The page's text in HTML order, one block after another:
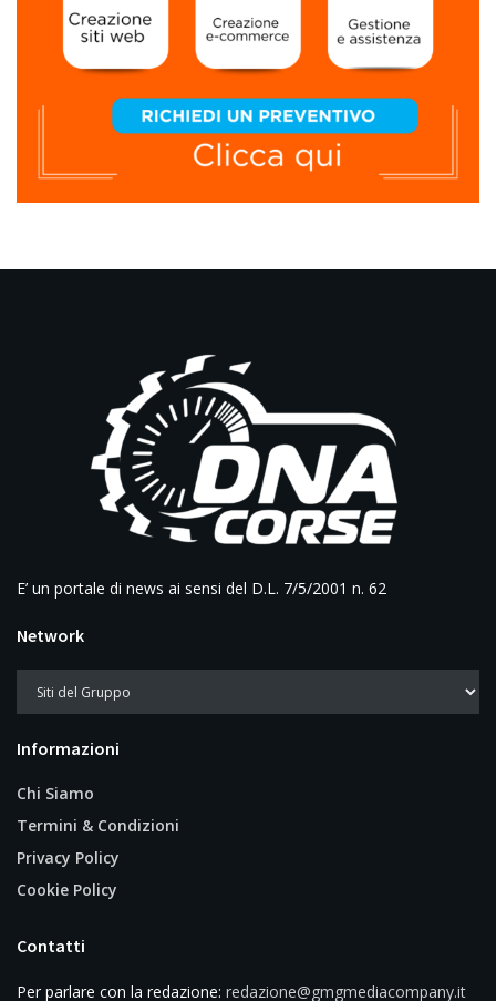
E’ un portale di news ai sensi del D.L. 7/5/2001 n. 62
Network
Informazioni
Chi Siamo
Termini & Condizioni
Privacy Policy
Cookie Policy
Contatti
Per parlare con la redazione: redazione@gmgmediacompany.it